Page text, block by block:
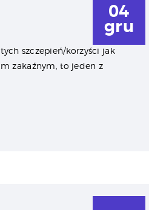
04
gru
szczepień/korzyści jak
zakaźnym, to jeden z